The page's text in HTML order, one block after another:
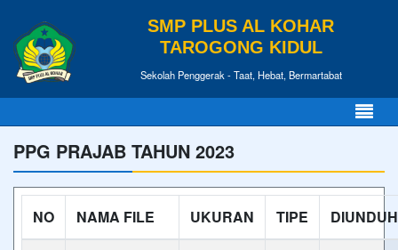
SMP PLUS AL KOHAR
TAROGONG KIDUL
Sekolah Penggerak - Taat, Hebat, Bermartabat
PPG PRAJAB TAHUN 2023
NO NAMA FILE UKURAN TIPE DIUNDUH